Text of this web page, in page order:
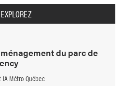
EXPLOREZ
du parc de
IA Métro Québec